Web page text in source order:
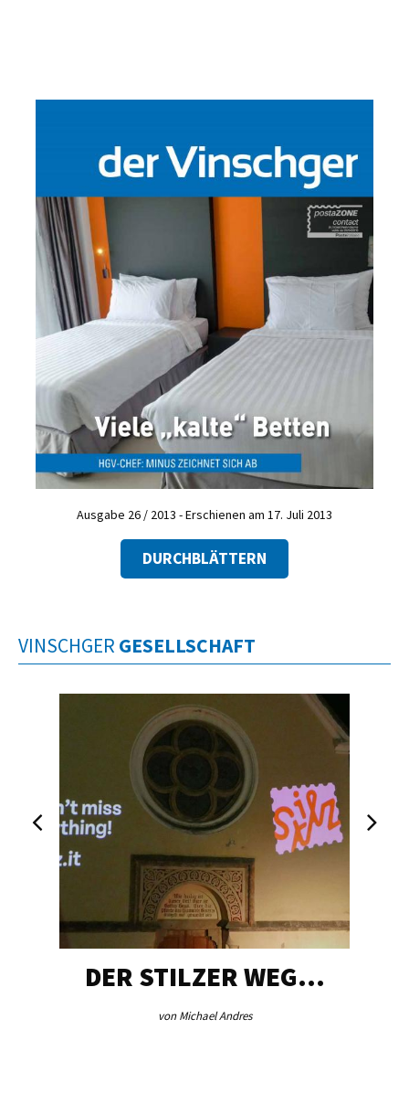
Ausgabe 26 / 2013 - Erschienen am 17. Juli 2013
DURCHBLÄTTERN
VINSCHGER GESELLSCHAFT
DER STILZER WEG…
von Michael Andres